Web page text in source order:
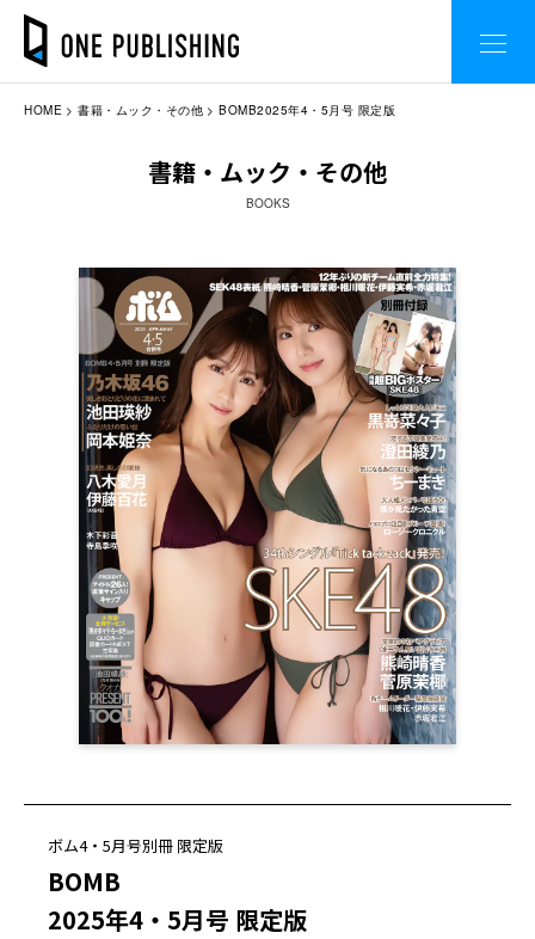
HOME 書籍・ムック・その他 BOMB2025年4・5月号 限定版
書籍・ムック・その他
BOOKS
ボム4・5月号別冊 限定版
BOMB
2025年4・5月号 限定版